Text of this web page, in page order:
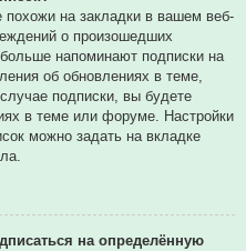
на закладки в вашем веб-
о произошедших
напоминают подписки на
об обновлениях в теме,
подписки, вы будете
в теме или форуме. Настройки
можно задать на вкладке
на определённую